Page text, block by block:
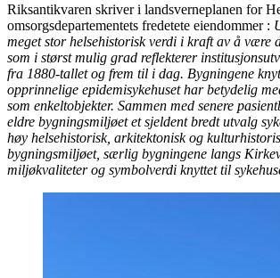
Riksantikvaren skriver i landsverneplanen for
omsorgsdepartementets fredetete eiendommer :
meget stor helsehistorisk verdi i kraft av å være
som i størst mulig grad reflekterer
fra 1880-tallet og frem til i dag. Bygningene
opprinnelige epidemisykehuset har betydelig
som enkeltobjekter. Sammen med senere
eldre bygningsmiljøet et sjeldent bredt utvalg
høy helsehistorisk, arkitektonisk og
bygningsmiljøet, særlig bygningene langs
miljøkvaliteter og symbolverdi knyttet til